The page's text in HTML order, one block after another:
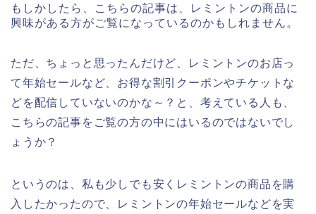
もしかしたら、こちらの記事は、レミントンの商品に
興味がある方がご覧になっているのかもしれません。
ただ、ちょっと思ったんだけど、レミントンのお店っ
て年始セールなど、お得な割引クーポンやチケットな
どを配信していないのかな～？と、考えている人も、
こちらの記事をご覧の方の中にはいるのではないでし
ょうか？
というのは、私も少しでも安くレミントンの商品を購
入したかったので、レミントンの年始セールなどを実